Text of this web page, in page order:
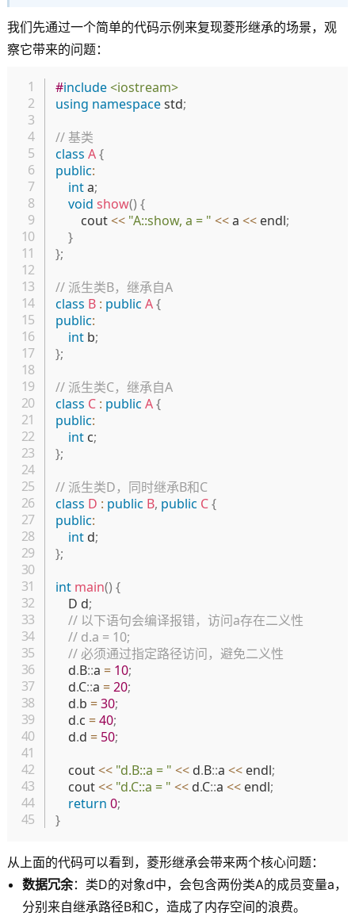
我们先通过一个简单的代码示例来复现菱形继承的场景，观
察它带来的问题：
#include<iostream>
using namespace std;
// 基类
class A{
public:
int a;
void show() {
        cout
<< "A::show, a = " << a << endl;
}
};
// 派生类B，继承自A
class B : public A{
public:
int b;
};
// 派生类C，继承自A
class C : public A{
public:
int c;
};
// 派生类D，同时继承B和C
class D : public B, public C{
public:
int d;
};
int main() {
    D d
;
// 以下语句会编译报错，访问a存在二义性
// d.a = 10;
// 必须通过指定路径访问，避免二义性
    d
.B::a = 10;
    d
.C::a =20;
    d
.b =30;
    d
.c =40;
    d
.d = 50;
    cout
<< "d.B::a = " << d.B::a << endl;
    cout
<< "d.C::a = " << d.C::a << endl;
return 0;
}
从上面的代码可以看到，菱形继承会带来两个核心问题：
数据冗余：类D的对象d中，会包含两份类A的成员变量a，
分别来自继承路径B和C，造成了内存空间的浪费。